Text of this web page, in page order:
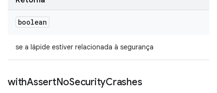
boolean
se a lápide estiver relacionada à segurança
withAssertNoSecurityCrashes